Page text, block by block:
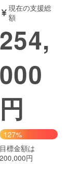
音楽
ゲーム・サ
Creation
ュニティ
現在の支援総
額
254,
000
円
127%
目標金額は
200,000円